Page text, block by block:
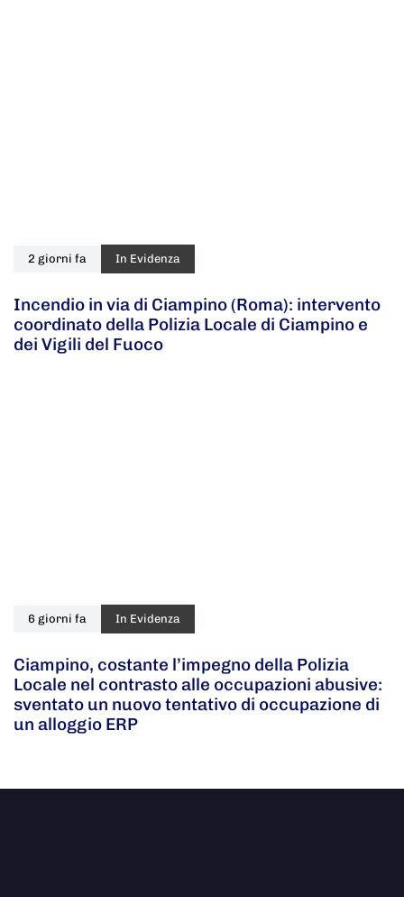
2 giorni fa In Evidenza
Incendio in via di Ciampino (Roma): intervento
coordinato della Polizia Locale di Ciampino e
dei Vigili del Fuoco
6 giorni fa In Evidenza
Ciampino, costante l’impegno della Polizia
Locale nel contrasto alle occupazioni abusive:
sventato un nuovo tentativo di occupazione di
un alloggio ERP